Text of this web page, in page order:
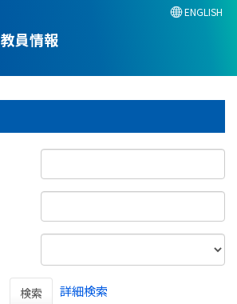
教員情報
ENGLISH
検索
詳細検索